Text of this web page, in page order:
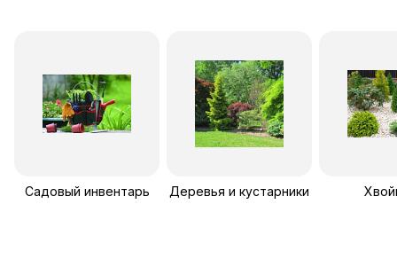
Садовый инвентарь Деревья и кустарники